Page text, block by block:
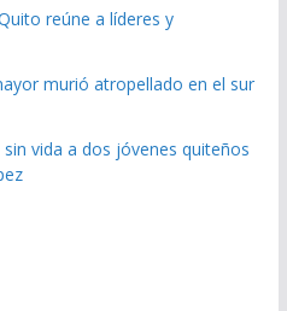
reúne a líderes y
murió atropellado en el sur
vida a dos jóvenes quiteños